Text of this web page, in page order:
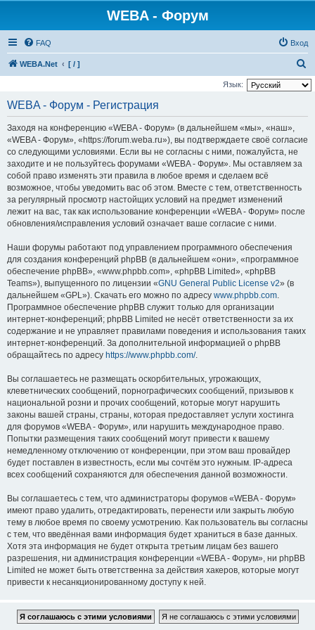
WEBA - Форум
FAQ Вход
WEBA.Net [ / ]
о
Язык:
WEBA - Форум - Регистрация
Заходя на конференцию «WEBA - Форум» (в дальнейшем «мы», «наш»,
«WEBA - Форум», «https://forum.weba.ru»), вы подтверждаете своё согласие
со следующими условиями. Если вы не согласны с ними, пожалуйста, не
заходите и не пользуйтесь форумами «WEBA - Форум». Мы оставляем за
собой право изменять эти правила в любое время и сделаем всё
возможное, чтобы уведомить вас об этом. Вместе с тем, ответственность
за регулярный просмотр настойщих условий на предмет изменений
лежит на вас, так как использование конференции «WEBA - Форум» после
обновления/исправления условий означает ваше согласие с ними.
Наши форумы работают под управлением программного обеспечения
для создания конференций phpBB (в дальнейшем «они», «программное
обеспечение phpBB», «www.phpbb.com», «phpBB Limited», «phpBB
Teams»), выпущенного по лицензии «GNU General Public License v2» (в
дальнейшем «GPL»). Скачать его можно по адресу www.phpbb.com.
Программное обеспечение phpBB служит только для организации
интернет-конференций; phpBB Limited не несёт ответственности за их
содержание и не управляет правилами поведения и использования таких
интернет-конференций. За дополнительной информацией о phpBB
обращайтесь по адресу https://www.phpbb.com/.
Вы соглашаетесь не размещать оскорбительных, угрожающих,
клеветнических сообщений, порнографических сообщений, призывов к
национальной розни и прочих сообщений, которые могут нарушить
законы вашей страны, страны, которая предоставляет услуги хостинга
для форумов «WEBA - Форум», или нарушить международное право.
Попытки размещения таких сообщений могут привести к вашему
немедленному отключению от конференции, при этом ваш провайдер
будет поставлен в известность, если мы сочтём это нужным. IP-адреса
всех сообщений сохраняются для обеспечения данной возможности.
Вы соглашаетесь с тем, что администраторы форумов «WEBA - Форум»
имеют право удалить, отредактировать, перенести или закрыть любую
тему в любое время по своему усмотрению. Как пользователь вы согласны
с тем, что введённая вами информация будет храниться в базе данных.
Хотя эта информация не будет открыта третьим лицам без вашего
разрешения, ни администрация конференции «WEBA - Форум», ни phpBB
Limited не может быть ответственна за действия хакеров, которые могут
привести к несанкционированному доступу к ней.